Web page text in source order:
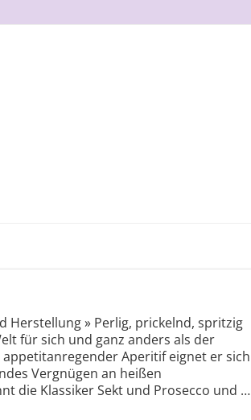
Herstellung » Perlig, prickelnd, spritzig
für sich und ganz anders als der
appetitanregender Aperitif eignet er sich
Vergnügen an heißen
die Klassiker Sekt und Prosecco und …